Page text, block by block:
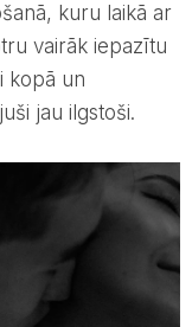
kuru laikā ar
vairāk iepazītu
kopā un
jau ilgstoši.